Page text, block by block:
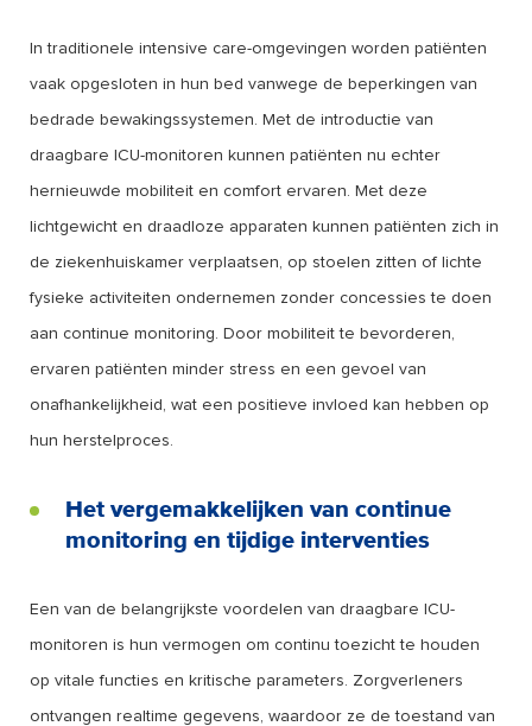
In traditionele intensive care-omgevingen worden patiënten
vaak opgesloten in hun bed vanwege de beperkingen van
bedrade bewakingssystemen. Met de introductie van
draagbare ICU-monitoren kunnen patiënten nu echter
hernieuwde mobiliteit en comfort ervaren. Met deze
lichtgewicht en draadloze apparaten kunnen patiënten zich in
de ziekenhuiskamer verplaatsen, op stoelen zitten of lichte
fysieke activiteiten ondernemen zonder concessies te doen
aan continue monitoring. Door mobiliteit te bevorderen,
ervaren patiënten minder stress en een gevoel van
onafhankelijkheid, wat een positieve invloed kan hebben op
hun herstelproces.
Het vergemakkelijken van continue
monitoring en tijdige interventies
Een van de belangrijkste voordelen van draagbare ICU-
monitoren is hun vermogen om continu toezicht te houden
op vitale functies en kritische parameters. Zorgverleners
ontvangen realtime gegevens, waardoor ze de toestand van